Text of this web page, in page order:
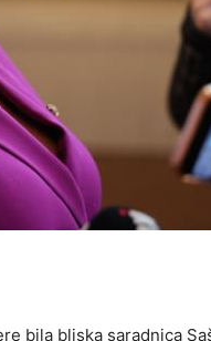
bila bliska saradnica